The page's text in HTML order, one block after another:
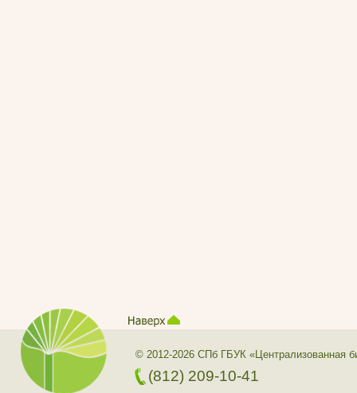
© 2012-2026 СПб ГБУК «Централизованная
(812) 209-10-41